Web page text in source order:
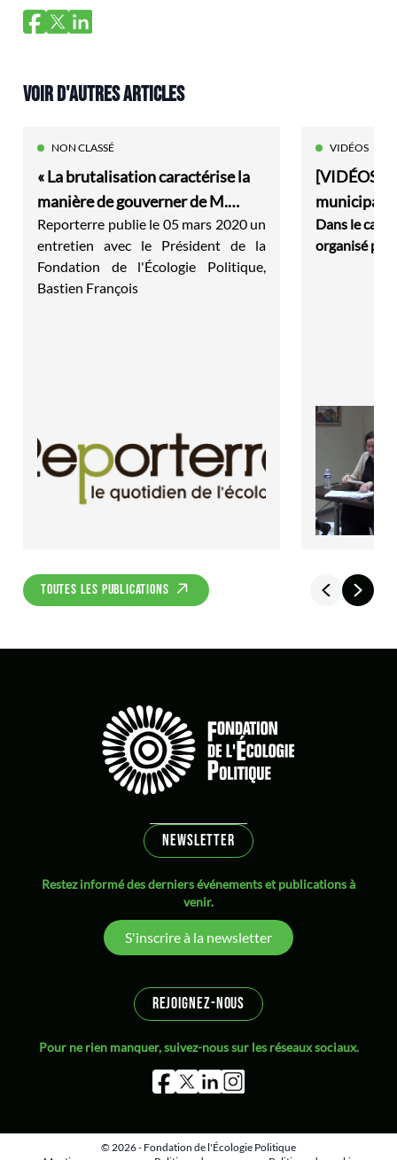
VOIR D'AUTRES ARTICLES
NON CLASSÉ
« La brutalisation caractérise la
manière de gouverner de M.
Macron »
Reporterre publie le 05 mars 2020 un
entretien avec le Président de la
Fondation de l'Écologie Politique,
Bastien François
VIDÉOS
[VIDÉOS]
Dans le
organisé par
TOUTES LES PUBLICATIONS
NEWSLETTER
Restez informé des derniers événements et publications à
venir.
S'inscrire à la newsletter
REJOIGNEZ-NOUS
Pour ne rien manquer, suivez-nous sur les réseaux sociaux.
© 2026 - Fondation de l'Écologie Politique